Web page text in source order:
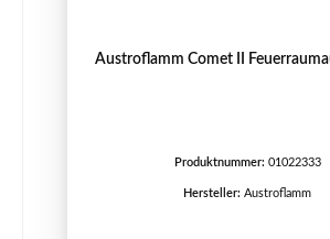
Austroflamm Comet II
Produktnummer: 01022333
Hersteller: Austroflamm